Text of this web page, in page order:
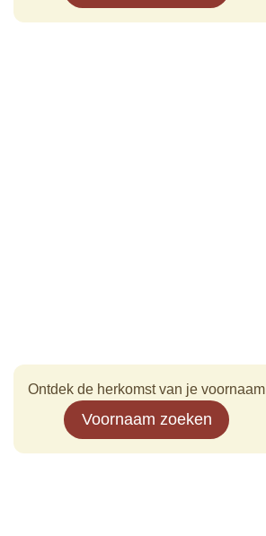
Ontdek de herkomst van je voornaam
Voornaam zoeken